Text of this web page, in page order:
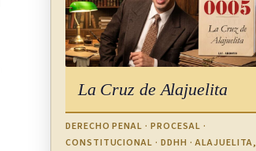
La Cruz de Alajuelita
DERECHO PENAL · PROCESAL ·
CONSTITUCIONAL · DDHH · ALAJUELITA,